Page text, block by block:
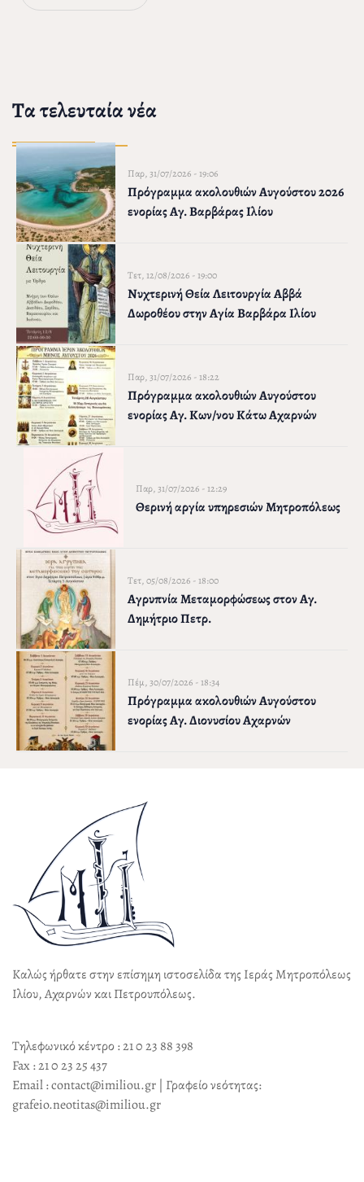
Τα τελευταία νέα
Παρ, 31/07/2026 - 19:06
Πρόγραμμα ακολουθιών Αυγούστου 2026
ενορίας Αγ. Βαρβάρας Ιλίου
Τετ, 12/08/2026 - 19:00
Νυχτερινή Θεία Λειτουργία Αββά
Δωροθέου στην Αγία Βαρβάρα Ιλίου
Παρ, 31/07/2026 - 18:22
Πρόγραμμα ακολουθιών Αυγούστου
ενορίας Αγ. Κων/νου Κάτω Αχαρνών
Παρ, 31/07/2026 - 12:29
Θερινή αργία υπηρεσιών Μητροπόλεως
Τετ, 05/08/2026 - 18:00
Αγρυπνία Μεταμορφώσεως στον Αγ.
Δημήτριο Πετρ.
Πέμ, 30/07/2026 - 18:34
Πρόγραμμα ακολουθιών Αυγούστου
ενορίας Αγ. Διονυσίου Αχαρνών
Καλώς ήρθατε στην επίσημη ιστοσελίδα της Ιεράς Μητροπόλεως
Ιλίου, Αχαρνών και Πετρουπόλεως.
Τηλεφωνικό κέντρο : 21 0 23 88 398
Fax : 21 0 23 25 437
Email : contact@imiliou.gr | Γραφείο νεότητας:
grafeio.neotitas@imiliou.gr